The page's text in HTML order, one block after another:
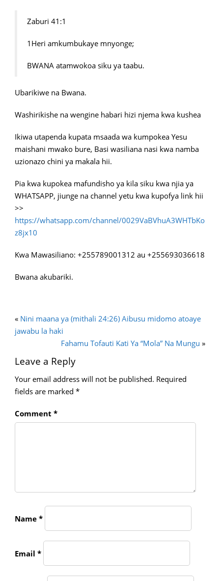
Zaburi 41:1
1Heri amkumbukaye mnyonge;
BWANA atamwokoa siku ya taabu.
Ubarikiwe na Bwana.
Washirikishe na wengine habari hizi njema kwa kushea
Ikiwa utapenda kupata msaada wa kumpokea Yesu
maishani mwako bure, Basi wasiliana nasi kwa namba
uzionazo chini ya makala hii.
Pia kwa kupokea mafundisho ya kila siku kwa njia ya
WHATSAPP, jiunge na channel yetu kwa kupofya link hii
>>
https://whatsapp.com/channel/0029VaBVhuA3WHTbKo
z8jx10
Kwa Mawasiliano: +255789001312 au +255693036618
Bwana akubariki.
« Nini maana ya (mithali 24:26) Aibusu midomo atoaye
jawabu la haki
Fahamu Tofauti Kati Ya “Mola” Na Mungu »
Leave a Reply
Your email address will not be published. Required
fields are marked *
Comment *
Name *
Email *